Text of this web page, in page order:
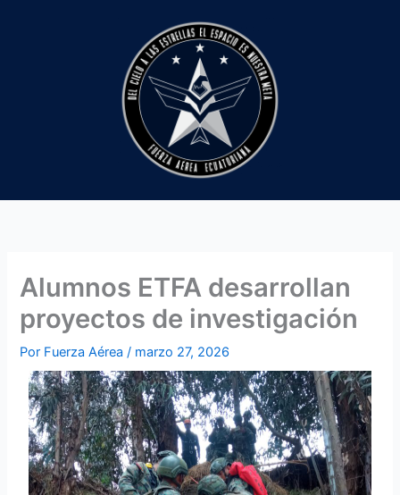
Alumnos ETFA desarrollan
proyectos de investigación
Por Fuerza Aérea/ marzo 27, 2026